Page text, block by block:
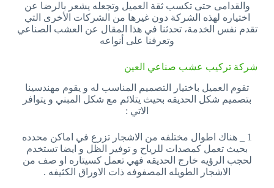
والقدامى حتى تكسب ثقة العميل وتجعله يشعر بالرضا عن
اختياره لهذه الشركة دون غيرها من الشركات الأخرى التي
تقدم نفس الخدمة، تحدثنا في هذا المقال عن العشب الصناعي
وتعرفنا على أنواعه
شركة تركيب عشب صناعي العين
تقوم العميل باختيار التصميم المناسب له و يقوم مهندسينا
بتصميم شكل الحديقه بحيث يتلائم مع شكل المبني و يتوافر
الاتي :
1 _ هناك اطوال مختلفه من الاشجار تزرع في اماكن محدده
بحيث تعمل كمصدات للرياح و توفير الظل و ايضا تستخدم
لحجب الرؤيه خارج الحديقه فهي تعمل كسيتاره او صف من
الاشجار الطويله المصفوفه ذات الاوراق الكثيفه .